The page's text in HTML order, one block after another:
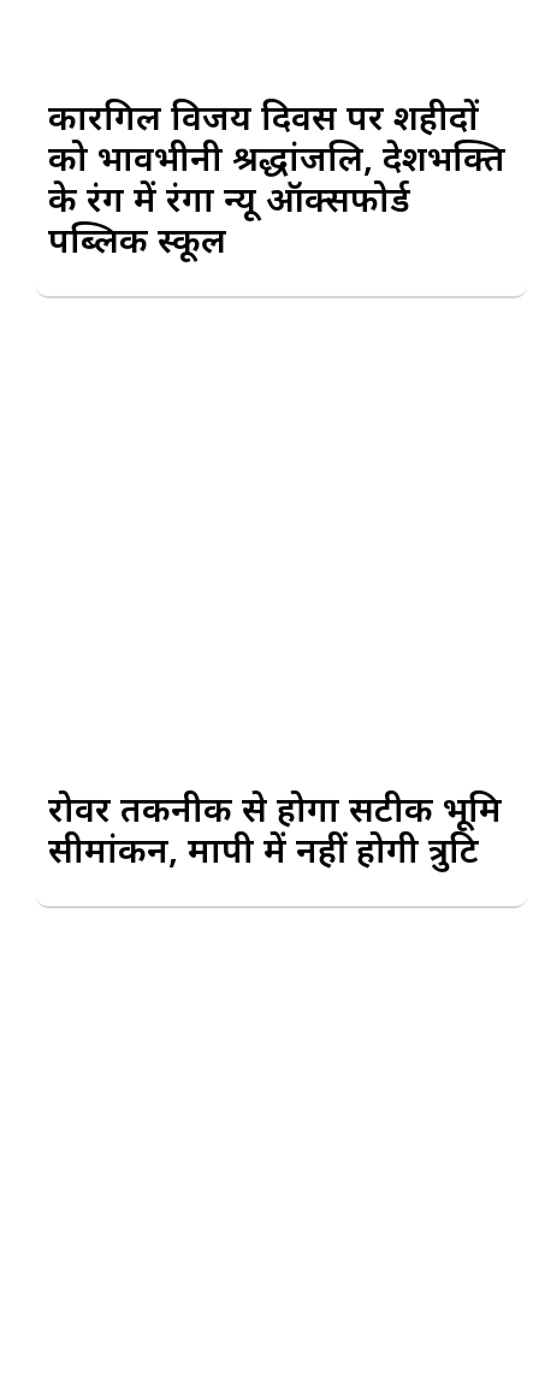
कारगिल विजय दिवस पर शहीदों
को भावभीनी श्रद्धांजलि, देशभक्ति
के रंग में रंगा न्यू ऑक्सफोर्ड
पब्लिक स्कूल
रोवर तकनीक से होगा सटीक भूमि
सीमांकन, मापी में नहीं होगी त्रुटि